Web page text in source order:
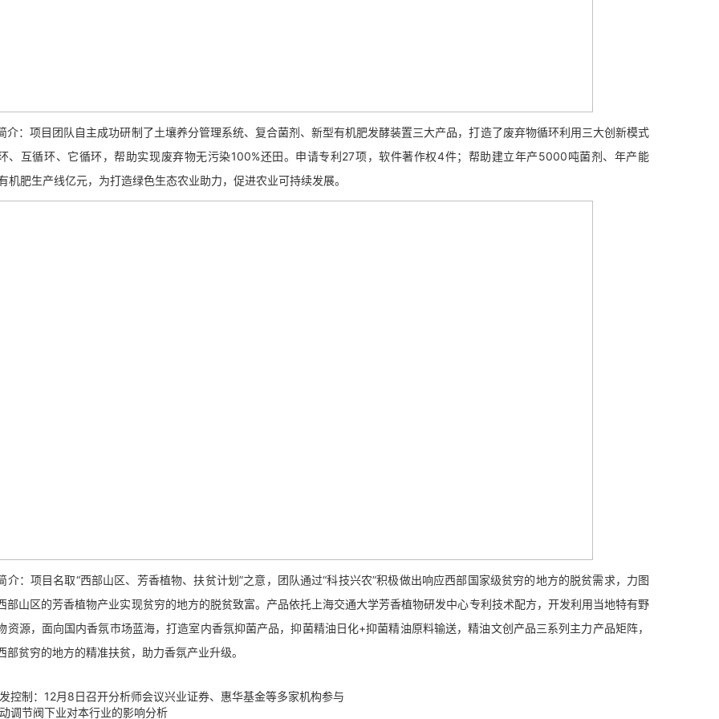
：项目团队自主成功研制了土壤养分管理系统、复合菌剂、新型有机肥发酵装置三大产品，打造了废弃物循环利用三大创新模式
互循环、它循环，帮助实现废弃物无污染100%还田。申请专利27项，软件著作权4件；帮助建立年产5000吨菌剂、年产能
机肥生产线亿元，为打造绿色生态农业助力，促进农业可持续发展。
：项目名取“西部山区、芳香植物、扶贫计划”之意，团队通过“科技兴农”积极做出响应西部国家级贫穷的地方的脱贫需求，力图
部山区的芳香植物产业实现贫穷的地方的脱贫致富。产品依托上海交通大学芳香植物研发中心专利技术配方，开发利用当地特有野
资源，面向国内香氛市场蓝海，打造室内香氛抑菌产品，抑菌精油日化+抑菌精油原料输送，精油文创产品三系列主力产品矩阵，
部贫穷的地方的精准扶贫，助力香氛产业升级。
控制：12月8日召开分析师会议兴业证券、惠华基金等多家机构参与
调节阀下业对本行业的影响分析